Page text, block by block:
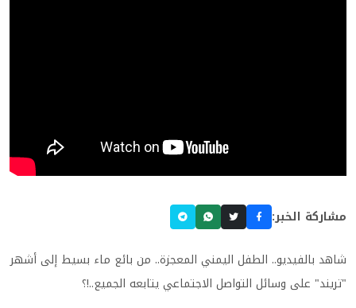
مشاركة الخبر:
شاهد بالفيديو.. الطفل اليمني المعجزة.. من بائع ماء بسيط إلى أشهر
"تريند" على وسائل التواصل الاجتماعي يتابعه الجميع..!؟